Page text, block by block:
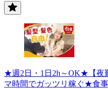
★週2日・1日2h～OK★【夜
マ時間でガッツリ稼ぐ★食